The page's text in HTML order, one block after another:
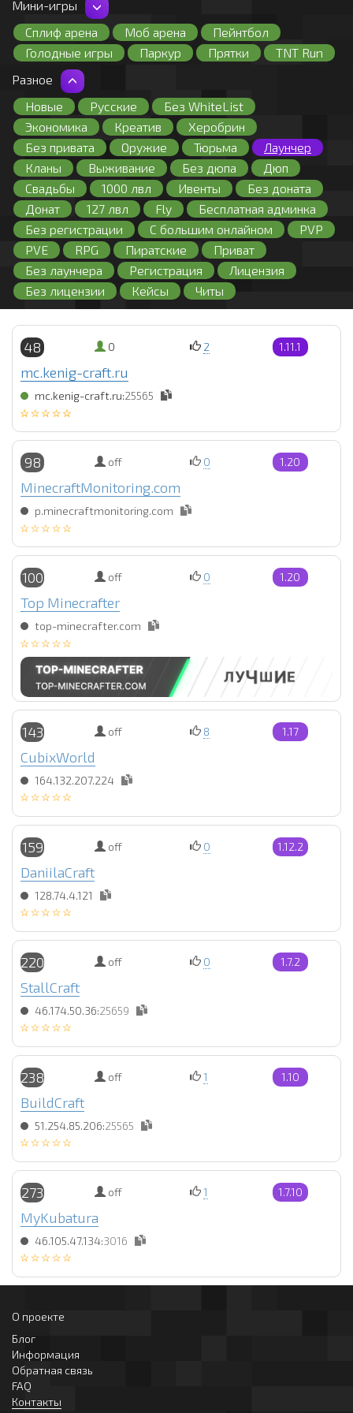
1.6.4
1.6.2
1.4.6
1.4.5 1.4.4 1.4.2 1.3.2
1.2.5
1.2.4 1.2.3 1.2.2 1.2.1 1.1
1.0
PE
Сумеречный лес
С плагинами
Мини-игры
Сплиф арена
Моб арена
Пейнтбол
Голодные игры
Паркур Прятки
TNT Run
Skyblock
Лаки блоки
Zombies
Разное
Новые
Русские
Без WhiteList
Экономика
Креатив
Херобрин
Без привата
Оружие Тюрьма
Лаунчер
Кланы
Выживание Без дюпа
Дюп
Свадьбы
1000 лвл Ивенты
Без доната
Донат
127 лвл Fly
Бесплатная админка
Без регистрации
С большим онлайном
PVP
PVE
RPG Пиратские
Приват
Без лаунчера
Регистрация
Лицензия
Без лицензии
Кейсы Читы
48 0 2 1.11.1
mc.kenig-craft.ru
mc.kenig-craft.ru:25565
98 off 0 1.20
MinecraftMonitoring.com
p.minecraftmonitoring.com
100 off 0 1.20
Top Minecrafter
top-minecrafter.com
143 off 8 1.17
CubixWorld
164.132.207.224
159 off 0 1.12.2
DaniilaCraft
128.74.4.121
220 off 0 1.7.2
StallCraft
46.174.50.36:25659
238 off 1 1.10
BuildCraft
51.254.85.206:25565
273 off 1 1.7.10
MyKubatura
46.105.47.134:3016
О проекте
Блог
Информация
Обратная связь
FAQ
Контакты